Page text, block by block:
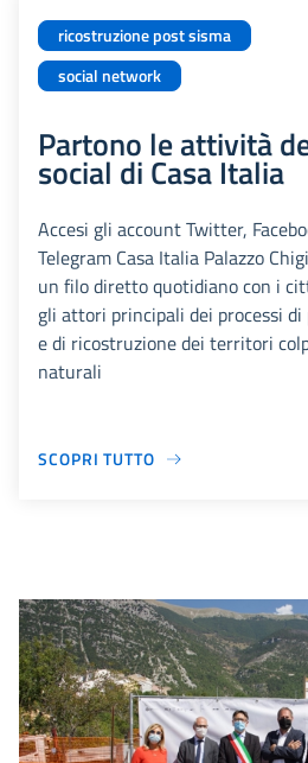
ricostruzione post sisma
social network
Partono le attività
social di Casa Italia
Accesi gli account Twitter,
Telegram Casa Italia Palazzo
un filo diretto quotidiano con i
gli attori principali dei processi
e di ricostruzione dei territori
naturali
SCOPRI TUTTO